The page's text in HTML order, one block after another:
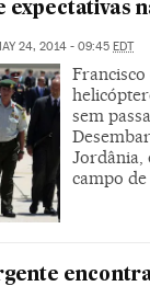
expectativas
24, 2014 - 09:45 EDT
Francisco
sem
Jordânia,
campo